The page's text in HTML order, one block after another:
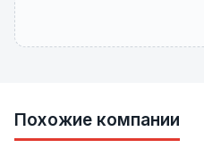
Похожие компании